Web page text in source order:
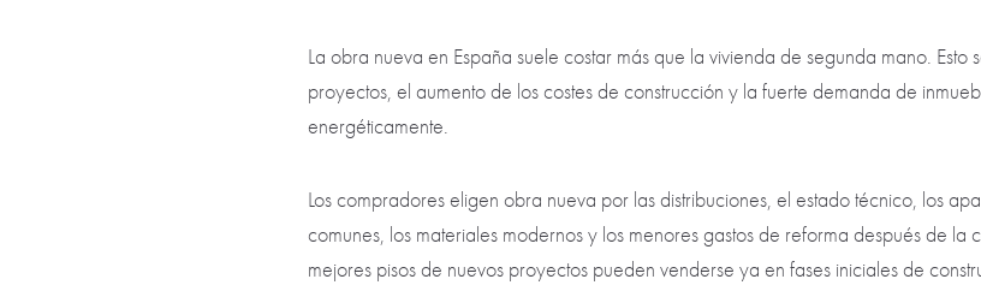
La obra nueva en España suele costar más que la vivienda de segunda mano.
proyectos, el aumento de los costes de construcción y la fuerte demanda de
energéticamente.
Los compradores eligen obra nueva por las distribuciones, el estado técnico, los
comunes, los materiales modernos y los menores gastos de reforma después de la
mejores pisos de nuevos proyectos pueden venderse ya en fases iniciales de